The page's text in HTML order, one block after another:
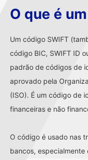
O que é
Um código SWIFT
código BIC, SWIFT ID
padrão de códigos de
aprovado pela
(ISO). É um código de
financeiras e não
O código é usado nas
bancos, especialmente